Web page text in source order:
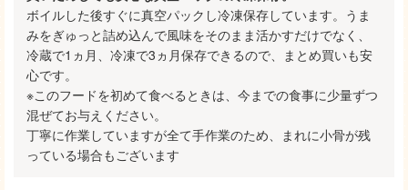
ボイルした後すぐに真空パックし冷凍保存しています。うま
みをぎゅっと詰め込んで風味をそのまま活かすだけでなく、
冷蔵で1ヵ月、冷凍で3ヵ月保存できるので、まとめ買いも安
心です。
※このフードを初めて食べるときは、今までの食事に少量ずつ
混ぜてお与えください。
丁寧に作業していますが全て手作業のため、まれに小骨が残
っている場合もございます